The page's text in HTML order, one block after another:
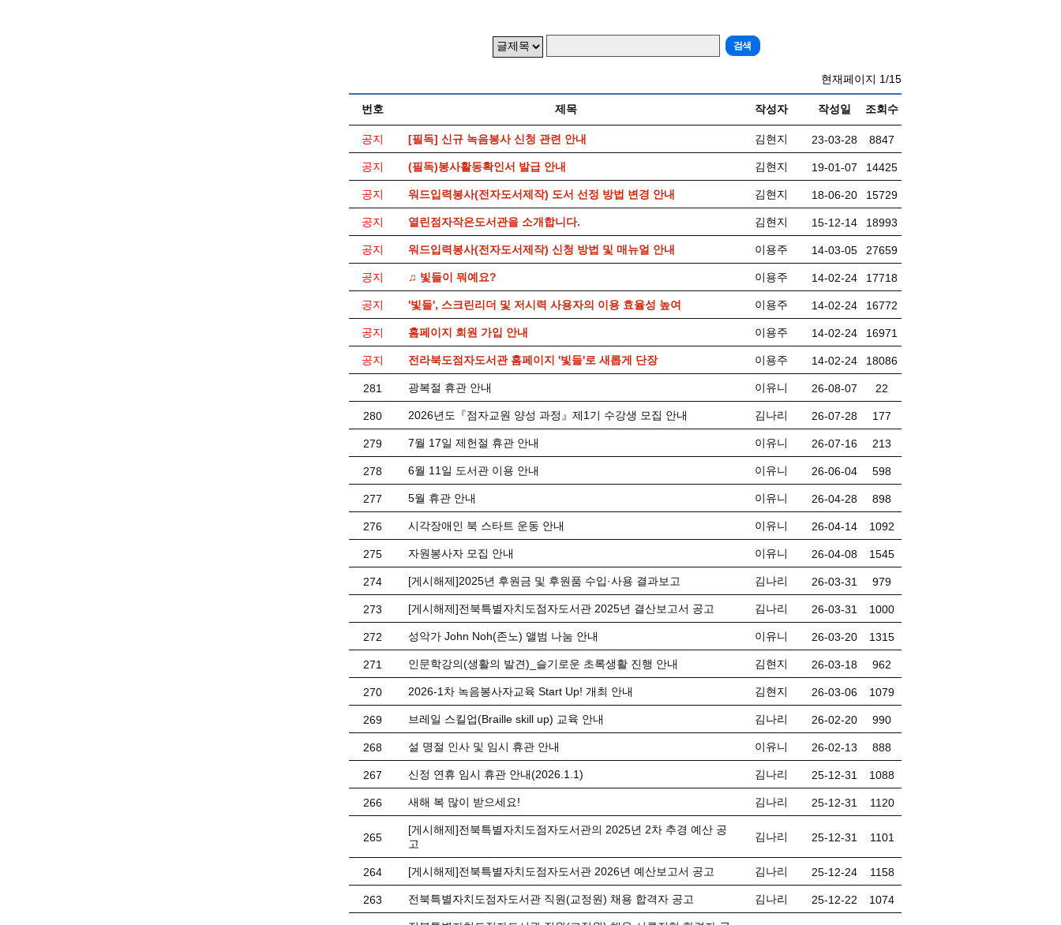
현재페이지 1/15
번호 제목 작성자 작성일 조회수
공지 [필독] 신규 녹음봉사 신청 관련 안내 김현지 23-03-28 8847
공지 (필독)봉사활동확인서 발급 안내 김현지 19-01-07 14425
공지 워드입력봉사(전자도서제작) 도서 선정 방법 변경 안내 김현지 18-06-20 15729
공지 열린점자작은도서관을 소개합니다. 김현지 15-12-14 18993
공지 워드입력봉사(전자도서제작) 신청 방법 및 매뉴얼 안내 이용주 14-03-05 27659
공지 ♫ 빛들이 뭐예요? 이용주 14-02-24 17718
공지 '빛들', 스크린리더 및 저시력 사용자의 이용 효율성 높여 이용주 14-02-24 16772
공지 홈페이지 회원 가입 안내 이용주 14-02-24 16971
공지 전라북도점자도서관 홈페이지 '빛들'로 새롭게 단장 이용주 14-02-24 18086
281 광복절 휴관 안내 이유니 26-08-07 22
280 2026년도『점자교원 양성 과정』제1기 수강생 모집 안내 김나리 26-07-28 177
279 7월 17일 제헌절 휴관 안내 이유니 26-07-16 213
278 6월 11일 도서관 이용 안내 이유니 26-06-04 598
277 5월 휴관 안내 이유니 26-04-28 898
276 시각장애인 북 스타트 운동 안내 이유니 26-04-14 1092
275 자원봉사자 모집 안내 이유니 26-04-08 1545
274 [게시해제]2025년 후원금 및 후원품 수입·사용 결과보고 김나리 26-03-31 979
273 [게시해제]전북특별자치도점자도서관 2025년 결산보고서 공고 김나리 26-03-31 1000
272 성악가 John Noh(존노) 앨범 나눔 안내 이유니 26-03-20 1315
271 인문학강의(생활의 발견)_슬기로운 초록생활 진행 안내 김현지 26-03-18 962
270 2026-1차 녹음봉사자교육 Start Up! 개최 안내 김현지 26-03-06 1079
269 브레일 스킬업(Braille skill up) 교육 안내 김나리 26-02-20 990
268 설 명절 인사 및 임시 휴관 안내 이유니 26-02-13 888
267 신정 연휴 임시 휴관 안내(2026.1.1) 김나리 25-12-31 1088
266 새해 복 많이 받으세요! 김나리 25-12-31 1120
265
[게시해제]전북특별자치도점자도서관의 2025년 2차 추경 예산 공
고
김나리 25-12-31 1101
264 [게시해제]전북특별자치도점자도서관 2026년 예산보고서 공고 김나리 25-12-24 1158
263 전북특별자치도점자도서관 직원(교정원) 채용 합격자 공고 김나리 25-12-22 1074